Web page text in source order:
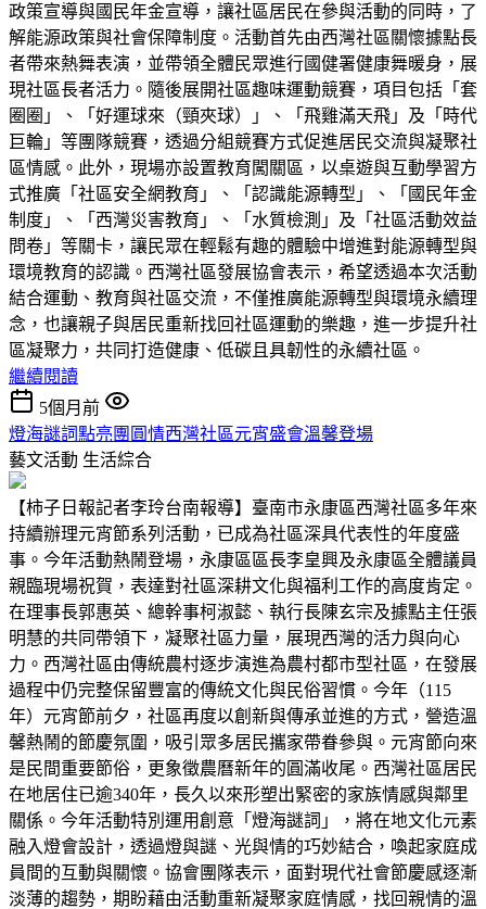
政策宣導與國民年金宣導，讓社區居民在參與活動的同時，了
解能源政策與社會保障制度。活動首先由西灣社區關懷據點長
者帶來熱舞表演，並帶領全體民眾進行國健署健康舞暖身，展
現社區長者活力。隨後展開社區趣味運動競賽，項目包括「套
圈圈」、「好運球來（頸夾球）」、「飛雞滿天飛」及「時代
巨輪」等團隊競賽，透過分組競賽方式促進居民交流與凝聚社
區情感。此外，現場亦設置教育闖關區，以桌遊與互動學習方
式推廣「社區安全網教育」、「認識能源轉型」、「國民年金
制度」、「西灣災害教育」、「水質檢測」及「社區活動效益
問卷」等關卡，讓民眾在輕鬆有趣的體驗中增進對能源轉型與
環境教育的認識。西灣社區發展協會表示，希望透過本次活動
結合運動、教育與社區交流，不僅推廣能源轉型與環境永續理
念，也讓親子與居民重新找回社區運動的樂趣，進一步提升社
區凝聚力，共同打造健康、低碳且具韌性的永續社區。
繼續閱讀
5個月前
燈海謎詞點亮團圓情西灣社區元宵盛會溫馨登場
藝文活動 生活綜合
【柿子日報記者李玲台南報導】臺南市永康區西灣社區多年來
持續辦理元宵節系列活動，已成為社區深具代表性的年度盛
事。今年活動熱鬧登場，永康區區長李皇興及永康區全體議員
親臨現場祝賀，表達對社區深耕文化與福利工作的高度肯定。
在理事長郭惠英、總幹事柯淑懿、執行長陳玄宗及據點主任張
明慧的共同帶領下，凝聚社區力量，展現西灣的活力與向心
力。西灣社區由傳統農村逐步演進為農村都市型社區，在發展
過程中仍完整保留豐富的傳統文化與民俗習慣。今年（115
年）元宵節前夕，社區再度以創新與傳承並進的方式，營造溫
馨熱鬧的節慶氛圍，吸引眾多居民攜家帶眷參與。元宵節向來
是民間重要節俗，更象徵農曆新年的圓滿收尾。西灣社區居民
在地居住已逾340年，長久以來形塑出緊密的家族情感與鄰里
關係。今年活動特別運用創意「燈海謎詞」，將在地文化元素
融入燈會設計，透過燈與謎、光與情的巧妙結合，喚起家庭成
員間的互動與關懷。協會團隊表示，面對現代社會節慶感逐漸
淡薄的趨勢，期盼藉由活動重新凝聚家庭情感，找回親情的溫